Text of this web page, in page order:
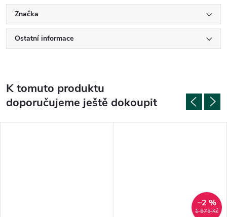
Značka
Ostatní informace
K tomuto produktu
doporučujeme ještě dokoupit
1 575 Kč
–2 %